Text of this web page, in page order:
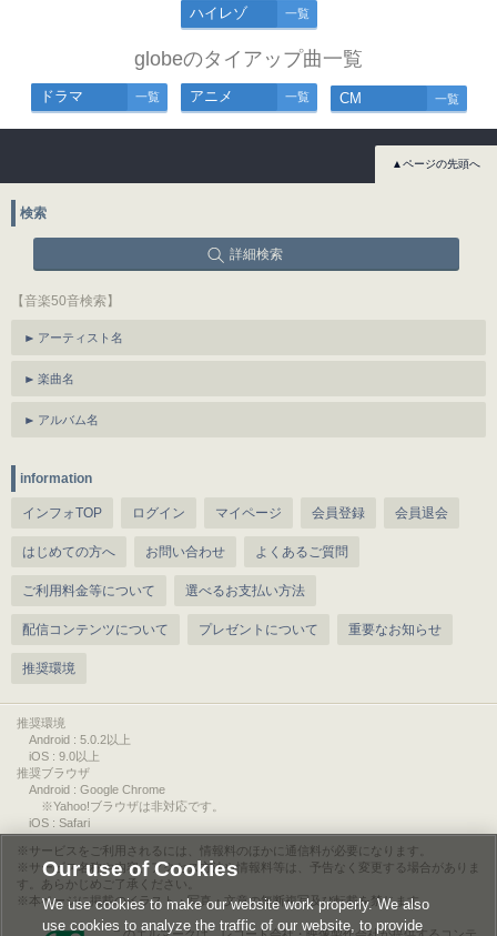
ハイレゾ 一覧
globeのタイアップ曲一覧
ドラマ 一覧 アニメ 一覧 CM 一覧
▲ページの先頭へ
検索
詳細検索
【音楽50音検索】
アーティスト名
楽曲名
アルバム名
information
インフォTOP ログイン マイページ 会員登録 会員退会
はじめての方へ お問い合わせ よくあるご質問
ご利用料金等について 選べるお支払い方法
配信コンテンツについて プレゼントについて 重要なお知らせ
推奨環境
推奨環境
Android : 5.0.2以上
iOS : 9.0以上
推奨ブラウザ
Android : Google Chrome
※Yahoo!ブラウザは非対応です。
iOS : Safari
サービスをご利用されるには、情報料のほかに通信料が必要になります。
サービス名称や内容、アクセス方法や情報料等は、予告なく変更する場合がありま
す。あらかじめご了承ください。
本ページに掲載のイラスト・写真・文章の無断複写及び転載を禁じます。
Our use of Cookies
We use cookies to make our website work properly. We also
use cookies to analyze the traffic of our website, to provide